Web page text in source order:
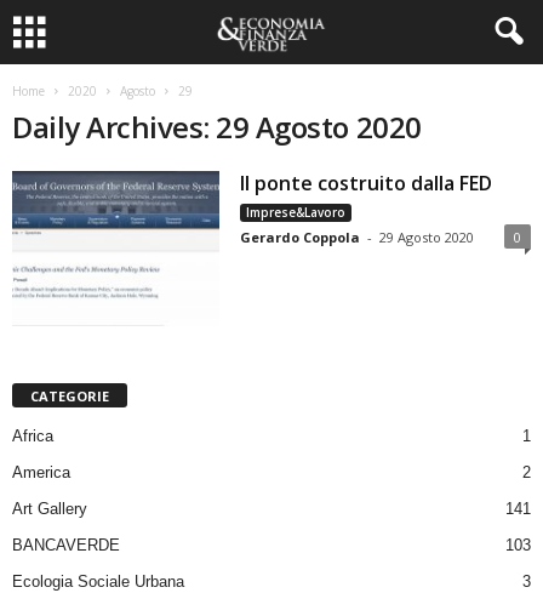
Home 2020 Agosto 29
Daily Archives: 29 Agosto 2020
Il ponte costruito dalla FED
Imprese&Lavoro
Gerardo Coppola - 29 Agosto 2020 0
CATEGORIE
Africa
1
America
2
Art Gallery
141
BANCAVERDE
103
Ecologia Sociale Urbana
3